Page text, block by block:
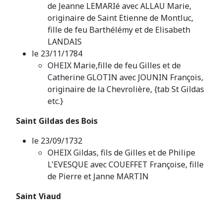
de Jeanne LEMARIé avec ALLAU Marie,
originaire de Saint Etienne de Montluc,
fille de feu Barthélémy et de Elisabeth
LANDAIS
le 23/11/1784
OHEIX Marie,fille de feu Gilles et de
Catherine GLOTIN avec JOUNIN François,
originaire de la Chevrolière, {tab St Gildas
etc.}
Saint Gildas des Bois
le 23/09/1732
OHEIX Gildas, fils de Gilles et de Philipe
L'EVESQUE avec COUEFFET Françoise, fille
de Pierre et Janne MARTIN
Saint Viaud